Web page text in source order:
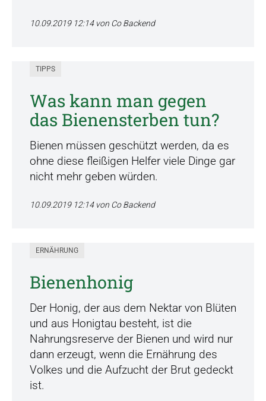
10.09.2019 12:14von Co Backend
TIPPS
Was kann man gegen
das Bienensterben tun?
Bienen müssen geschützt werden, da es
ohne diese fleißigen Helfer viele Dinge gar
nicht mehr geben würden.
10.09.2019 12:14von Co Backend
ERNÄHRUNG
Bienenhonig
Der Honig, der aus dem Nektar von Blüten
und aus Honigtau besteht, ist die
Nahrungsreserve der Bienen und wird nur
dann erzeugt, wenn die Ernährung des
Volkes und die Aufzucht der Brut gedeckt
ist.